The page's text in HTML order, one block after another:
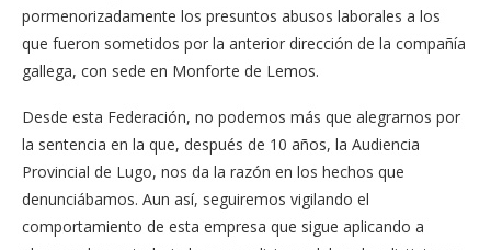
pormenorizadamente los presuntos abusos laborales a los
que fueron sometidos por la anterior dirección de la compañía
gallega, con sede en Monforte de Lemos.
Desde esta Federación, no podemos más que alegrarnos por
la sentencia en la que, después de 10 años, la Audiencia
Provincial de Lugo, nos da la razón en los hechos que
denunciábamos. Aun así, seguiremos vigilando el
comportamiento de esta empresa que sigue aplicando a